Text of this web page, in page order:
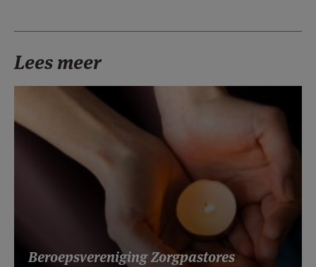
Lees meer
Beroepsvereniging Zorgpastores